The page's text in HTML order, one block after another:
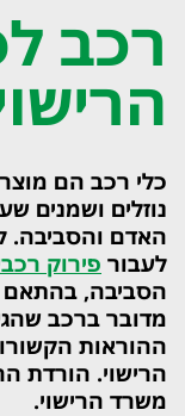
רכב
כלי רכב הם
נוזלים ושמנים
האדם והסביבה.
לעבור פירוק
הסביבה,
מדובר ברכב
ההוראות
הרישוי. הורדת
משרד הרישוי.